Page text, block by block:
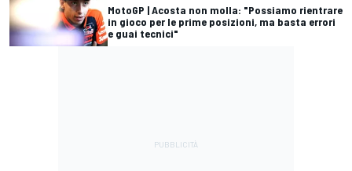
MotoGP | Acosta non molla: "Possiamo rientrare
in gioco per le prime posizioni, ma basta errori
e guai tecnici"